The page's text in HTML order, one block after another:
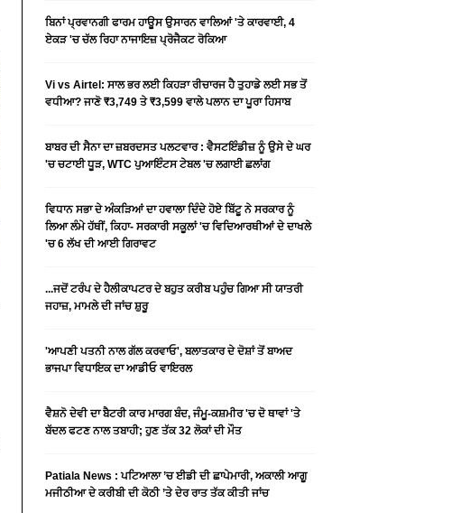
ਬਿਨਾਂ ਪ੍ਰਵਾਨਗੀ ਫਾਰਮ ਹਾਊਸ ਉਸਾਰਨ ਵਾਲਿਆਂ 'ਤੇ ਕਾਰਵਾਈ, 4
ਏਕੜ 'ਚ ਚੱਲ ਰਿਹਾ ਨਾਜਾਇਜ਼ ਪ੍ਰੋਜੈਕਟ ਰੋਕਿਆ
Vi vs Airtel: ਸਾਲ ਭਰ ਲਈ ਕਿਹੜਾ ਰੀਚਾਰਜ ਹੈ ਤੁਹਾਡੇ ਲਈ ਸਭ ਤੋਂ
ਵਧੀਆ? ਜਾਣੋ ₹3,749 ਤੇ ₹3,599 ਵਾਲੇ ਪਲਾਨ ਦਾ ਪੂਰਾ ਹਿਸਾਬ
ਬਾਬਰ ਦੀ ਸੈਨਾ ਦਾ ਜ਼ਬਰਦਸਤ ਪਲਟਵਾਰ : ਵੈਸਟਇੰਡੀਜ਼ ਨੂੰ ਉਸੇ ਦੇ ਘਰ
'ਚ ਚਟਾਈ ਧੂੜ, WTC ਪੁਆਇੰਟਸ ਟੇਬਲ 'ਚ ਲਗਾਈ ਛਲਾਂਗ
ਵਿਧਾਨ ਸਭਾ ਦੇ ਅੰਕੜਿਆਂ ਦਾ ਹਵਾਲਾ ਦਿੰਦੇ ਹੋਏ ਬਿੱਟੂ ਨੇ ਸਰਕਾਰ ਨੂੰ
ਲਿਆ ਲੰਮੇ ਹੱਥੀਂ, ਕਿਹਾ- ਸਰਕਾਰੀ ਸਕੂਲਾਂ 'ਚ ਵਿਦਿਆਰਥੀਆਂ ਦੇ ਦਾਖਲੇ
'ਚ 6 ਲੱਖ ਦੀ ਆਈ ਗਿਰਾਵਟ
...ਜਦੋਂ ਟਰੰਪ ਦੇ ਹੈਲੀਕਾਪਟਰ ਦੇ ਬਹੁਤ ਕਰੀਬ ਪਹੁੰਚ ਗਿਆ ਸੀ ਯਾਤਰੀ
ਜਹਾਜ਼, ਮਾਮਲੇ ਦੀ ਜਾਂਚ ਸ਼ੁਰੂ
'ਆਪਣੀ ਪਤਨੀ ਨਾਲ ਗੱਲ ਕਰਵਾਓ', ਬਲਾਤਕਾਰ ਦੇ ਦੋਸ਼ਾਂ ਤੋਂ ਬਾਅਦ
ਭਾਜਪਾ ਵਿਧਾਇਕ ਦਾ ਆਡੀਓ ਵਾਇਰਲ
ਵੈਸ਼ਨੋ ਦੇਵੀ ਦਾ ਬੈਟਰੀ ਕਾਰ ਮਾਰਗ ਬੰਦ, ਜੰਮੂ-ਕਸ਼ਮੀਰ 'ਚ ਦੋ ਥਾਵਾਂ 'ਤੇ
ਬੱਦਲ ਫਟਣ ਨਾਲ ਤਬਾਹੀ; ਹੁਣ ਤੱਕ 32 ਲੋਕਾਂ ਦੀ ਮੌਤ
Patiala News : ਪਟਿਆਲਾ ’ਚ ਈਡੀ ਦੀ ਛਾਪੇਮਾਰੀ, ਅਕਾਲੀ ਆਗੂ
ਮਜੀਠੀਆ ਦੇ ਕਰੀਬੀ ਦੀ ਕੋਠੀ ’ਤੇ ਦੇਰ ਰਾਤ ਤੱਕ ਕੀਤੀ ਜਾਂਚ